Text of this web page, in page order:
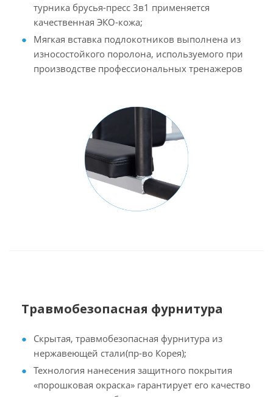
турника брусья-пресс 3в1 применяется
качественная ЭКО-кожа;
Мягкая вставка подлокотников выполнена из
износостойкого поролона, используемого при
производстве профессиональных тренажеров
Травмобезопасная фурнитура
Скрытая, травмобезопасная фурнитура из
нержавеющей стали(пр-во Корея);
Технология нанесения защитного покрытия
«порошковая окраска» гарантирует его качество